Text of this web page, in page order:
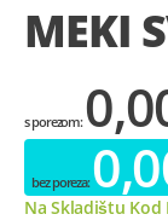
beginning
of
gallery
MEKI
Na Skladištu Kod